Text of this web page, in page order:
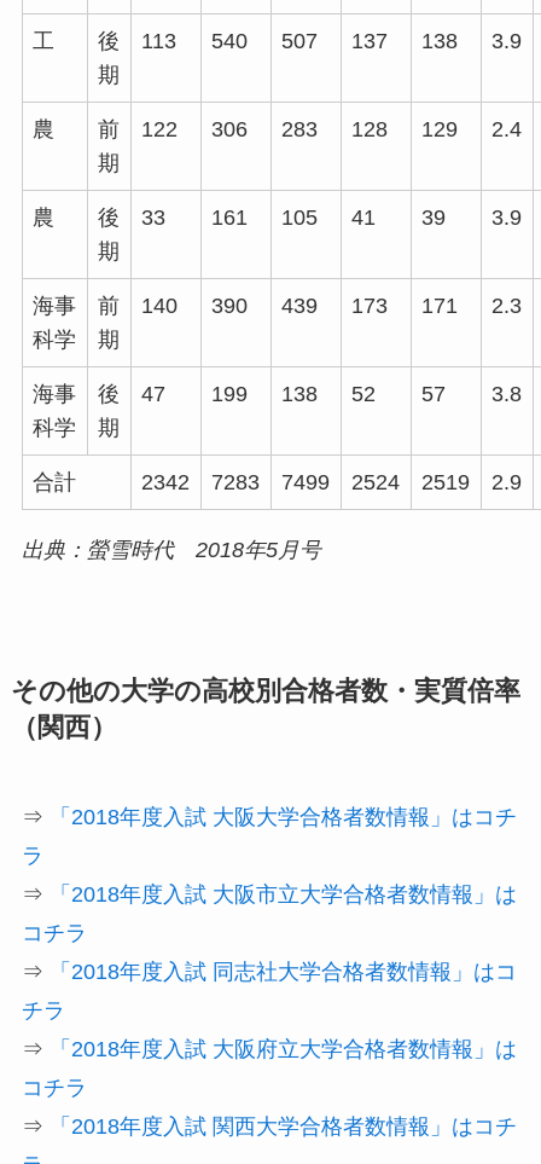
工
後
期
113 540 507 137 138 3.9
農
前
期
122 306 283 128 129 2.4
農
後
期
33 161 105 41 39 3.9
海事
科学
前
期
140 390 439 173 171 2.3
海事
科学
後
期
47 199 138 52 57 3.8
合計 2342 7283 7499 2524 2519 2.9
出典：螢雪時代 2018年5月号
その他の大学の高校別合格者数・実質倍率
（関西）
⇒
「2018年度入試 大阪大学合格者数情報」はコチ
ラ
⇒
「2018年度入試 大阪市立大学合格者数情報」は
コチラ
⇒
「2018年度入試 同志社大学合格者数情報」はコ
チラ
⇒
「2018年度入試 大阪府立大学合格者数情報」は
コチラ
⇒ 「2018年度入試 関西大学合格者数情報」はコチ